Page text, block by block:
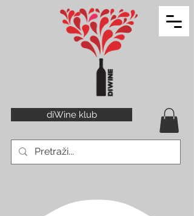
diWine klub